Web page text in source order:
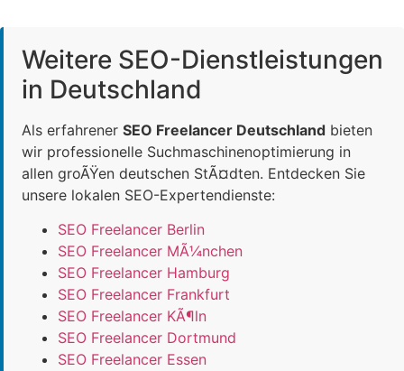
Weitere SEO-Dienstleistungen
in Deutschland
Als erfahrener SEO Freelancer Deutschland bieten
wir professionelle Suchmaschinenoptimierung in
allen groÃŸen deutschen StÃ¤dten. Entdecken Sie
unsere lokalen SEO-Expertendienste:
SEO Freelancer Berlin
SEO Freelancer MÃ¼nchen
SEO Freelancer Hamburg
SEO Freelancer Frankfurt
SEO Freelancer KÃ¶ln
SEO Freelancer Dortmund
SEO Freelancer Essen